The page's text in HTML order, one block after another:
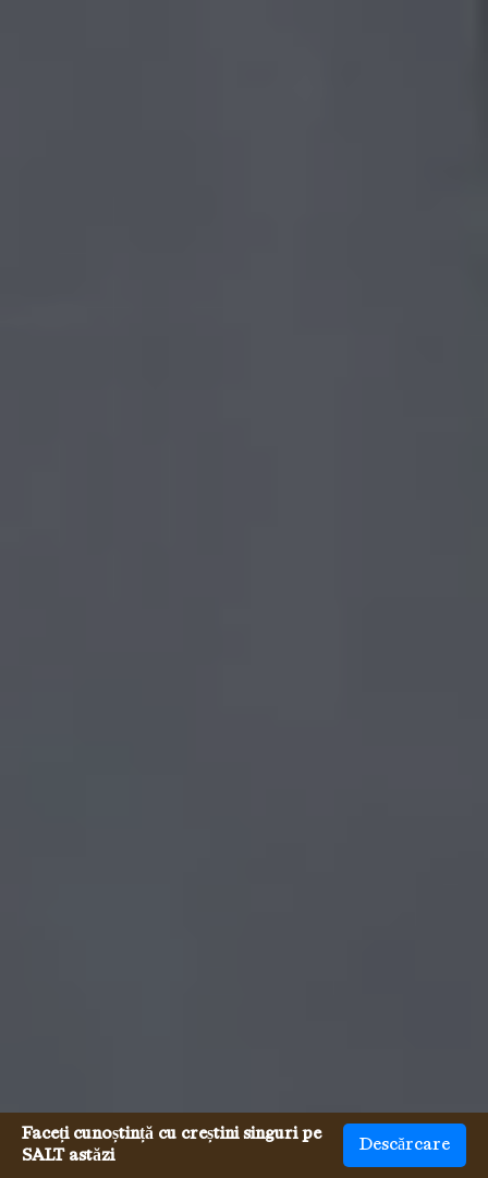
Faceți cunoștință cu creștini singuri pe
SALT astăzi
Descărcare